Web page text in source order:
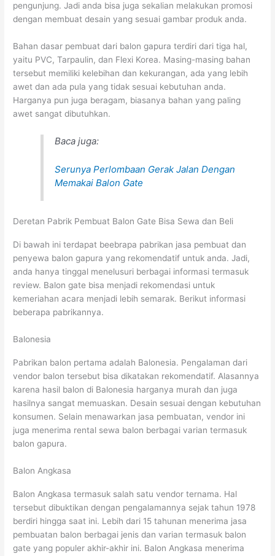
pengunjung. Jadi anda bisa juga sekalian melakukan promosi
dengan membuat desain yang sesuai gambar produk anda.
Bahan dasar pembuat dari balon gapura terdiri dari tiga hal,
yaitu PVC, Tarpaulin, dan Flexi Korea. Masing-masing bahan
tersebut memiliki kelebihan dan kekurangan, ada yang lebih
awet dan ada pula yang tidak sesuai kebutuhan anda.
Harganya pun juga beragam, biasanya bahan yang paling
awet sangat dibutuhkan.
Baca juga:
Serunya Perlombaan Gerak Jalan Dengan
Memakai Balon Gate
Deretan Pabrik Pembuat Balon Gate Bisa Sewa dan Beli
Di bawah ini terdapat beebrapa pabrikan jasa pembuat dan
penyewa balon gapura yang rekomendatif untuk anda. Jadi,
anda hanya tinggal menelusuri berbagai informasi termasuk
review. Balon gate bisa menjadi rekomendasi untuk
kemeriahan acara menjadi lebih semarak. Berikut informasi
beberapa pabrikannya.
Balonesia
Pabrikan balon pertama adalah Balonesia. Pengalaman dari
vendor balon tersebut bisa dikatakan rekomendatif. Alasannya
karena hasil balon di Balonesia harganya murah dan juga
hasilnya sangat memuaskan. Desain sesuai dengan kebutuhan
konsumen. Selain menawarkan jasa pembuatan, vendor ini
juga menerima rental sewa balon berbagai varian termasuk
balon gapura.
Balon Angkasa
Balon Angkasa termasuk salah satu vendor ternama. Hal
tersebut dibuktikan dengan pengalamannya sejak tahun 1978
berdiri hingga saat ini. Lebih dari 15 tahunan menerima jasa
pembuatan balon berbagai jenis dan varian termasuk balon
gate yang populer akhir-akhir ini. Balon Angkasa menerima